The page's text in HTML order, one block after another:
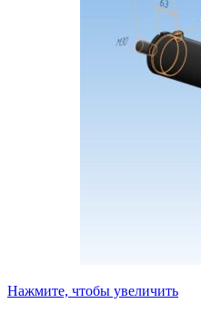
Нажмите, чтобы увеличить